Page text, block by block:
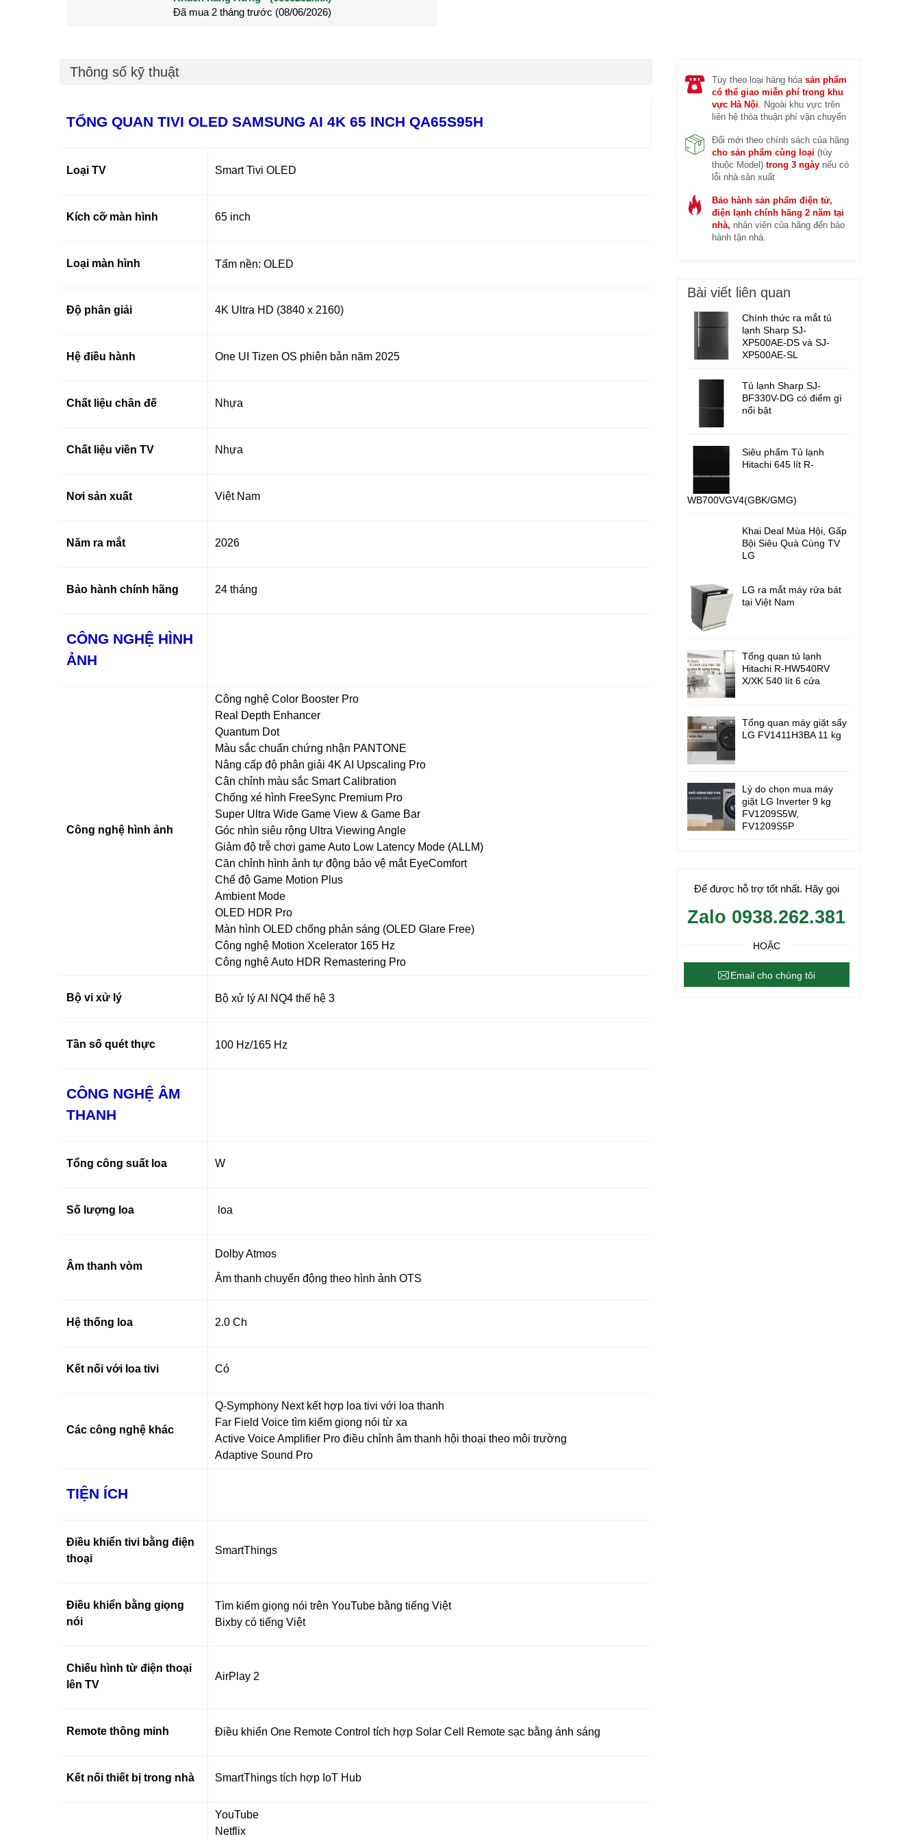
Đã mua 2 tháng trước (28/05/2026)
Đã mua 3 tháng trước (27/04/2026)
Thông số kỹ thuật
TỔNG QUAN TIVI OLED SAMSUNG AI 4K 65 INCH QA65S95H
Loại TV Smart Tivi OLED
Kích cỡ màn hình 65 inch
Loại màn hình Tấm nền: OLED
Độ phân giải 4K Ultra HD (3840 x 2160)
Hệ điều hành One UI Tizen OS phiên bản năm 2025
Chất liệu chân đế Nhựa
Chất liệu viền TV Nhựa
Nơi sản xuất Việt Nam
Năm ra mắt 2026
Bảo hành chính hãng 24 tháng
CÔNG NGHỆ HÌNH
ẢNH
Công nghệ hình ảnh
Công nghệ Color Booster Pro
Real Depth Enhancer
Quantum Dot
Màu sắc chuẩn chứng nhận PANTONE
Nâng cấp độ phân giải 4K AI Upscaling Pro
Cân chỉnh màu sắc Smart Calibration
Chống xé hình FreeSync Premium Pro
Super Ultra Wide Game View & Game Bar
Góc nhìn siêu rộng Ultra Viewing Angle
Giảm độ trễ chơi game Auto Low Latency Mode (ALLM)
Căn chỉnh hình ảnh tự động bảo vệ mắt EyeComfort
Chế độ Game Motion Plus
Ambient Mode
OLED HDR Pro
Màn hình OLED chống phản sáng (OLED Glare Free)
Công nghệ Motion Xcelerator 165 Hz
Công nghệ Auto HDR Remastering Pro
Bộ vi xử lý Bộ xử lý AI NQ4 thế hệ 3
Tần số quét thực 100 Hz/165 Hz
CÔNG NGHỆ ÂM
THANH
Tổng công suất loa W
Số lượng loa loa
Âm thanh vòm
Dolby Atmos
Âm thanh chuyển động theo hình ảnh OTS
Hệ thống loa 2.0 Ch
Kết nối với loa tivi Có
Các công nghệ khác
Q-Symphony Next kết hợp loa tivi với loa thanh
Far Field Voice tìm kiếm giọng nói từ xa
Active Voice Amplifier Pro điều chỉnh âm thanh hội thoại theo môi trường
Adaptive Sound Pro
TIỆN ÍCH
Điều khiển tivi bằng điện
thoại
SmartThings
Điều khiển bằng giọng
nói
Tìm kiếm giọng nói trên YouTube bằng tiếng Việt
Bixby có tiếng Việt
Chiếu hình từ điện thoại
lên TV
AirPlay 2
Remote thông minh Điều khiển One Remote Control tích hợp Solar Cell Remote sạc bằng ánh sáng
Kết nối thiết bị trong nhà SmartThings tích hợp IoT Hub
YouTube
Netflix
Tùy theo loại hàng hóa sản phẩm
có thể giao miễn phí trong khu
vực Hà Nội . Ngoài khu vực trên
liên hệ thỏa thuận phí vận chuyển
Đổi mới theo chính sách của hãng
cho sản phẩm cùng loại (tùy
thuộc Model) trong 3 ngàynếu có
lỗi nhà sản xuất
Bảo hành sản phẩm điện tử,
điện lạnh chính hãng 2 năm tại
nhà, nhân viên của hãng đến bảo
hành tận nhà.
Bài viết liên quan
Chính thức ra mắt tủ
lạnh Sharp SJ-
XP500AE-DS và SJ-
XP500AE-SL
Tủ lạnh Sharp SJ-
BF330V-DG có điểm gì
nổi bật
Siêu phẩm Tủ lạnh
Hitachi 645 lít R-
WB700VGV4(GBK/GMG)
Khai Deal Mùa Hội, Gấp
Bội Siêu Quà Cùng TV
LG
LG ra mắt máy rửa bát
tại Việt Nam
Tổng quan tủ lạnh
Hitachi R-HW540RV
X/XK 540 lít 6 cửa
Tổng quan máy giặt sấy
LG FV1411H3BA 11 kg
Lý do chọn mua máy
giặt LG Inverter 9 kg
FV1209S5W,
FV1209S5P
Để được hỗ trợ tốt nhất. Hãy gọi
Zalo 0938.262.381
HOẶC
Email cho chúng tôi